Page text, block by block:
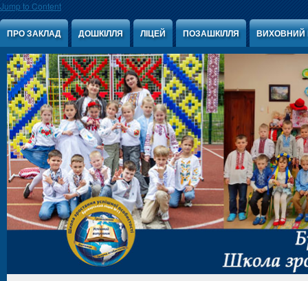
Jump to Content
ПРО ЗАКЛАД ДОШКІЛЛЯ ЛІЦЕЙ ПОЗАШКІЛЛЯ ВИХОВНИЙ